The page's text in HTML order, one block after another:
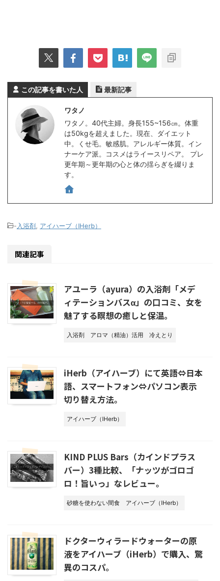
この記事を書いた人 最新記事
ワタノ
ワタノ。40代主婦。身長155~156㎝。体重
は50kgを超えました。現在、ダイエット
中。くせ毛。敏感肌。アレルギー体質。イン
ナーケア派。コスメはライースリペア。 プレ
更年期～更年期の心と体の揺らぎを綴りま
す。
- 入浴剤 アイハーブ（IHerb）
関連記事
アユーラ（ayura）の入浴剤「メデ
ィテーションバスα」の口コミ、女を
魅了する瞑想の癒しと保温。
入浴剤 アロマ（精油）活用 冷えとり
iHerb（アイハーブ）にて英語⇔日本
語、スマートフォン⇔パソコン表示
切り替え方法。
アイハーブ（IHerb）
KIND PLUS Bars（カインドプラス
バー）3種比較、「ナッツがゴロゴ
ロ！旨いっ」なレビュー。
砂糖を使わない間食 アイハーブ（IHerb）
ドクターウィラードウォーターの原
液をアイハーブ（iHerb）で購入、驚
異のコスパ。